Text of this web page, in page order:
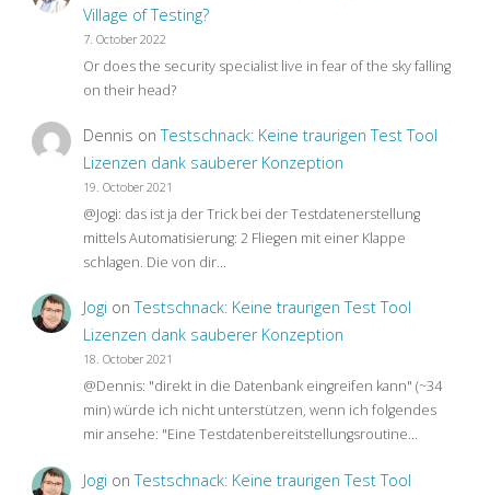
of
QA
We
It"
Village of Testing?
7. October 2022
Or does the security specialist live in fear of the sky falling
on their head?
Dennis onTestschnack: Keine traurigen Test Tool
Lizenzen dank sauberer Konzeption
19. October 2021
@Jogi: das ist ja der Trick bei der Testdatenerstellung
mittels Automatisierung: 2 Fliegen mit einer Klappe
schlagen. Die von dir…
Jogi onTestschnack: Keine traurigen Test Tool
Lizenzen dank sauberer Konzeption
18. October 2021
@Dennis: "direkt in die Datenbank eingreifen kann" (~34
min) würde ich nicht unterstützen, wenn ich folgendes
mir ansehe: "Eine Testdatenbereitstellungsroutine…
Jogi onTestschnack: Keine traurigen Test Tool